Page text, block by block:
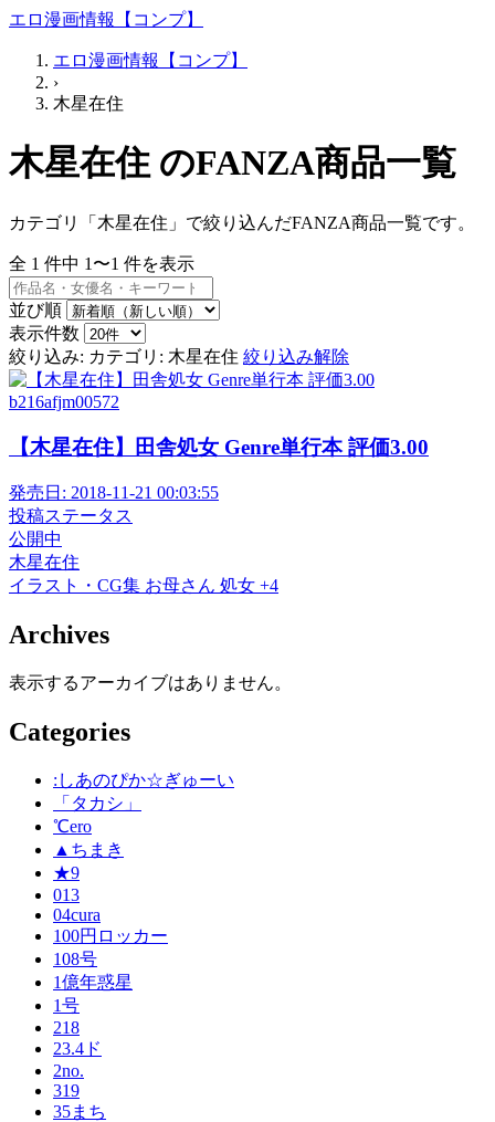
エロ漫画情報【コンプ】
エロ漫画情報【コンプ】
›
木星在住
木星在住 のFANZA商品一覧
カテゴリ「木星在住」で絞り込んだFANZA商品一覧です。
全 1 件中 1〜1 件を表示
並び順
表示件数
絞り込み: カテゴリ: 木星在住 絞り込み解除
b216afjm00572
【木星在住】田舎処女 Genre単行本 評価3.00
発売日: 2018-11-21 00:03:55
投稿ステータス
公開中
木星在住
イラスト・CG集 お母さん 処女 +4
Archives
表示するアーカイブはありません。
Categories
:しあのぴか☆ぎゅーい
「タカシ」
℃ero
▲ちまき
★9
013
04cura
100円ロッカー
108号
1億年惑星
1号
218
23.4ド
2no.
319
35まち